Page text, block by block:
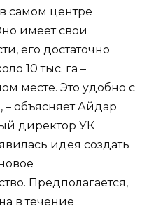
самом центре
имеет свои
его достаточно
10 тыс. га –
месте. Это удобно с
– объясняет Айдар
директор УК
идея создать
Предполагается,
в течение